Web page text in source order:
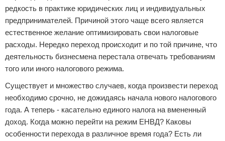
редкость в практике юридических лиц и индивидуальных
предпринимателей. Причиной этого чаще всего является
естественное желание оптимизировать свои налоговые
расходы. Нередко переход происходит и по той причине, что
деятельность бизнесмена перестала отвечать требованиям
того или иного налогового режима.
Существует и множество случаев, когда произвести переход
необходимо срочно, не дожидаясь начала нового налогового
года. А теперь - касательно единого налога на вмененный
доход. Когда можно перейти на режим ЕНВД? Каковы
особенности перехода в различное время года? Есть ли